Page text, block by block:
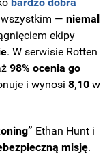
wszystkim —niemal
ekipy
. W serwisie Rotten
98% ocenia go
i wynosi8,10 w
Ethan Hunt i
misję.